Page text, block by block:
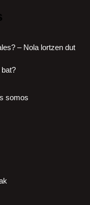
– Nola lortzen dut
somos